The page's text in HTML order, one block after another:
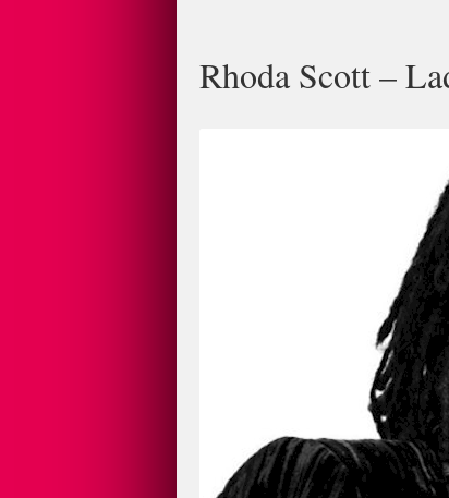
Rhoda Scott –